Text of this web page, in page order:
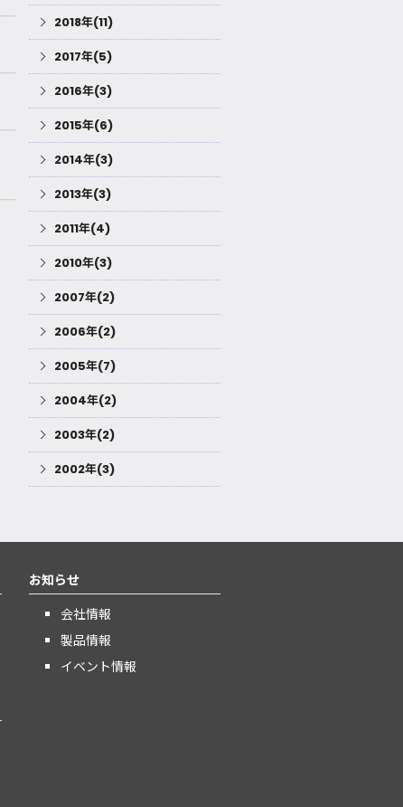
2018年(11)
2017年(5)
2016年(3)
2015年(6)
2014年(3)
2013年(3)
2011年(4)
2010年(3)
2007年(2)
2006年(2)
2005年(7)
2004年(2)
2003年(2)
2002年(3)
お知らせ
会社情報
製品情報
イベント情報